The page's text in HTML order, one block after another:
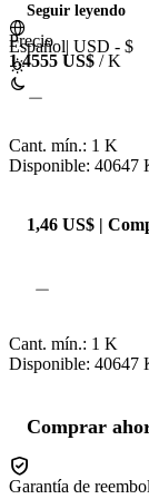
Español| USD - $
Seguir leyendo
Precio
1,4555 US$ / K
Cant. mín.: 1 K
Disponible: 40647
1,46 US$ |
Cant. mín.: 1 K
Disponible: 40647
Comprar
Garantía de